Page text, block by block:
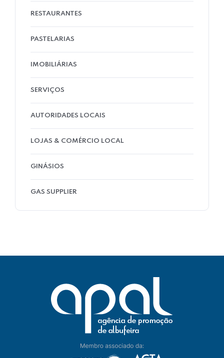
RESTAURANTES
PASTELARIAS
IMOBILIÁRIAS
SERVIÇOS
AUTORIDADES LOCAIS
LOJAS & COMÉRCIO LOCAL
GINÁSIOS
GAS SUPPLIER